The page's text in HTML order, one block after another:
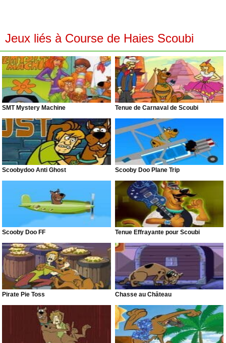
Jeux liés à Course de Haies Scoubi
SMT Mystery Machine Tenue de Carnaval de Scoubi
Scoobydoo Anti Ghost Scooby Doo Plane Trip
Scooby Doo FF Tenue Effrayante pour Scoubi
Pirate Pie Toss Chasse au Château